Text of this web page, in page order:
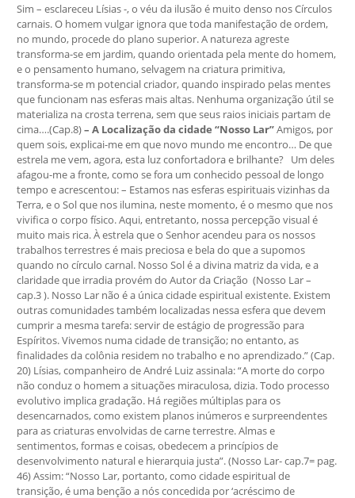
– A Localização da cidade “Nosso Lar”Amigos, por
quem sois, explicai-me em que novo mundo me encontro… De que
estrela me vem, agora, esta luz confortadora e brilhante? Um deles
afagou-me a fronte, como se fora um conhecido pessoal de longo
tempo e acrescentou: – Estamos nas esferas espirituais vizinhas da
Terra, e o Sol que nos ilumina, neste momento, é o mesmo que nos
vivifica o corpo físico. Aqui, entretanto, nossa percepção visual é
muito mais rica. À estrela que o Senhor acendeu para os nossos
trabalhos terrestres é mais preciosa e bela do que a supomos
quando no círculo carnal. Nosso Sol é a divina matriz da vida, e a
claridade que irradia provém do Autor da Criação (Nosso Lar –
cap.3 ). Nosso Lar não é a única cidade espiritual existente. Existem
outras comunidades também localizadas nessa esfera que devem
cumprir a mesma tarefa: servir de estágio de progressão para
Espíritos. Vivemos numa cidade de transição; no entanto, as
finalidades da colônia residem no trabalho e no aprendizado.” (Cap.
20) Lísias, companheiro de André Luiz assinala: “A morte do corpo
não conduz o homem a situações miraculosa, dizia. Todo processo
evolutivo implica gradação. Há regiões múltiplas para os
desencarnados, como existem planos inúmeros e surpreendentes
para as criaturas envolvidas de carne terrestre. Almas e
sentimentos, formas e coisas, obedecem a princípios de
desenvolvimento natural e hierarquia justa”. (Nosso Lar- cap.7= pag.
46) Assim: “Nosso Lar, portanto, como cidade espiritual de
transição, é uma benção a nós concedida por ‘acréscimo de